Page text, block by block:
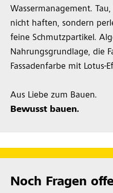
Wassermanagement.
nicht haften, sondern
feine Schmutzpartikel.
Nahrungsgrundlage, die
Fassadenfarbe mit Lotus-
Aus Liebe zum Bauen.
Bewusst bauen.
Noch Fragen